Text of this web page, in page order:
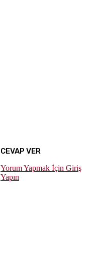
CEVAP VER
Yorum Yapmak İçin Giriş
Yapın